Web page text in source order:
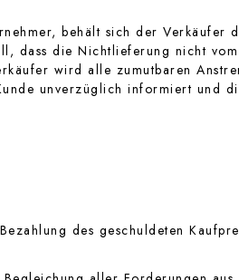
behält sich der
dass die Nichtlieferung nicht
wird alle zumutbaren
unverzüglich informiert und
des geschuldeten